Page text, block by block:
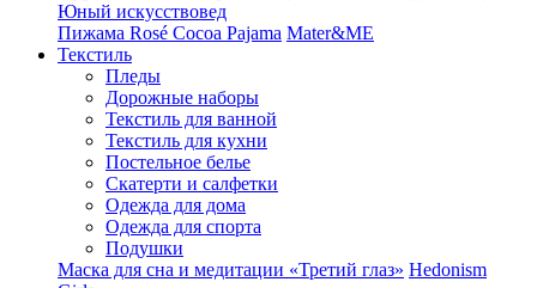
Юный искусствовед
Пижама Rosé Cocoa Pajama Mater&ME
Текстиль
Пледы
Дорожные наборы
Текстиль для ванной
Текстиль для кухни
Постельное белье
Скатерти и салфетки
Одежда для дома
Одежда для спорта
Подушки
Маска для сна и медитации «Третий глаз» Hedonism